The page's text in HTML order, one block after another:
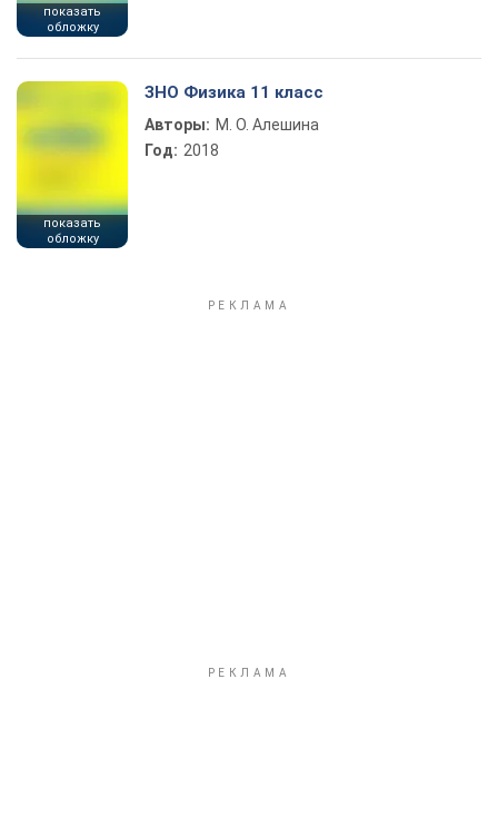
показать
обложку
показать
обложку
ЗНО Физика 11 класс
Авторы: М. О. Алешина
Год: 2018